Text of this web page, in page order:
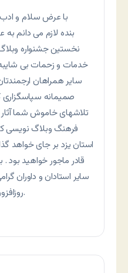
با عرض سلام و
بنده لازم می دانم
نخستین جشنواره
خدمات و زحمات بی
سایر همراهان
صمیمانه سپاسگزاری
تلاشهای خاموش شما
فرهنگ وبلاگ نویسی
استان یزد بر جای خواهد
قادر ماجور خواهید بود
سایر استادان و داوران
روزافزون و سلامتی دارم.